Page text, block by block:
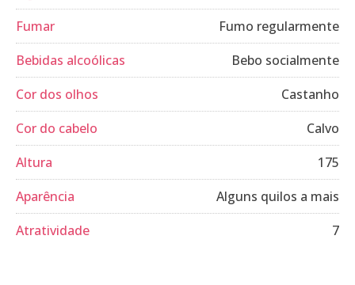
Fumar
Fumo regularmente
Bebidas alcoólicas
Bebo socialmente
Cor dos olhos
Castanho
Cor do cabelo
Calvo
Altura
175
Aparência
Alguns quilos a mais
Atratividade
7